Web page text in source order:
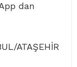
dan
ATAŞEHİR